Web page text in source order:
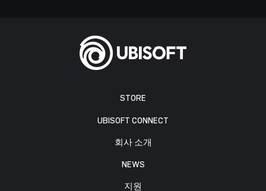
STORE
UBISOFT CONNECT
회사 소개
NEWS
지원